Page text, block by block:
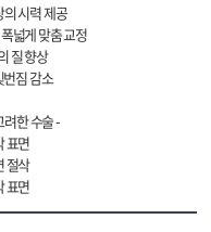
의 시력 제공
넓게 맞춤 교정
질 향상
번짐 감소
한 수술 -
표면
절삭
표면